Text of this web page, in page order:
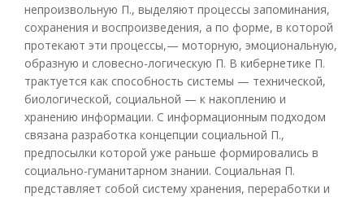
непроизвольную П., выделяют процессы запоминания,
сохранения и воспроизведения, а по форме, в которой
протекают эти процессы,— моторную, эмоциональную,
образную и словесно-логическую П. В кибернетике П.
трактуется как способность системы — технической,
биологической, социальной — к накоплению и
хранению информации. С информационным подходом
связана разработка концепции социальной П.,
предпосылки которой уже раньше формировались в
социально-гуманитарном знании. Социальная П.
представляет собой систему хранения, переработки и